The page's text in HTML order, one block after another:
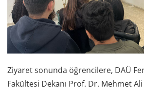
Ziyaret sonunda öğrencilere, DAÜ
Fakültesi Dekanı Prof. Dr. Mehmet